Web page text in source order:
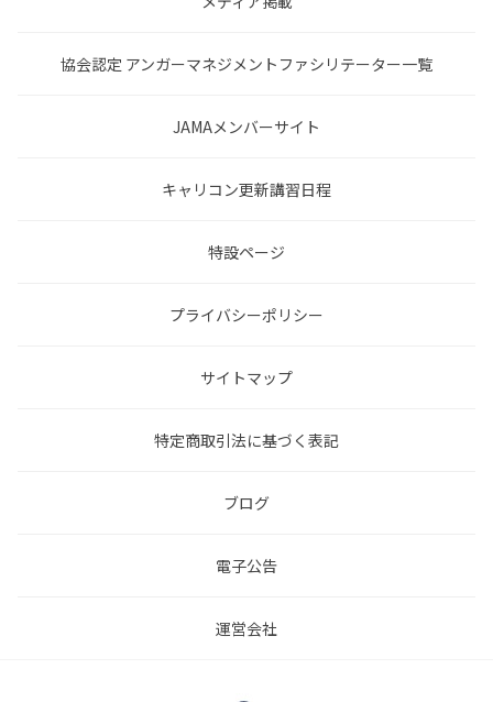
協会認定 アンガーマネジメントファシリテーター一覧
JAMAメンバーサイト
キャリコン更新講習日程
特設ページ
プライバシーポリシー
サイトマップ
特定商取引法に基づく表記
ブログ
電子公告
運営会社